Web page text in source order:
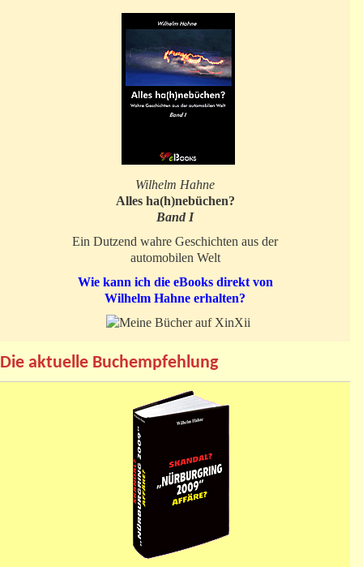
Wilhelm Hahne
Alles ha(h)nebüchen?
Band I
Ein Dutzend wahre Geschichten aus der
automobilen Welt
Wie kann ich die eBooks direkt von
Wilhelm Hahne erhalten?
Die aktuelle Buchempfehlung